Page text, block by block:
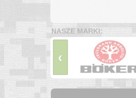
NASZE MARKI:
‹